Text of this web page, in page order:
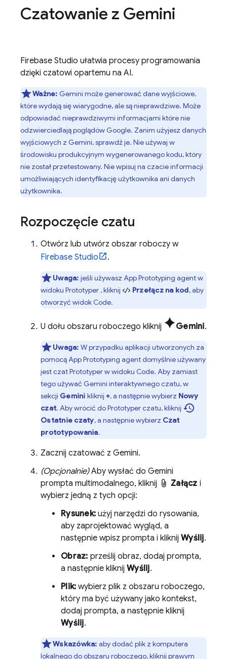
Czatowanie z Gemini
Firebase Studio ułatwia procesy programowania
dzięki czatowi opartemu na AI.
Ważne: Gemini może generować dane wyjściowe,
które wydają się wiarygodne, ale są nieprawdziwe. Może
odpowiadać nieprawdziwymi informacjami które nie
odzwierciedlają poglądów Google. Zanim użyjesz danych
wyjściowych z Gemini, sprawdź je. Nie używaj w
środowisku produkcyjnym wygenerowanego kodu, który
nie został przetestowany. Nie wpisuj na czacie informacji
umożliwiających identyfikację użytkownika ani danych
użytkownika.
Rozpoczęcie czatu
Otwórz lub utwórz obszar roboczy w
Firebase Studio
.
Uwaga: jeśli używasz App Prototyping agentw
widoku Prototyper , kliknij Przełącz na kod, aby
otworzyć widok Code.
U dołu obszaru roboczego kliknij sparkGemini.
Uwaga: W przypadku aplikacji utworzonych za
pomocąApp Prototyping agentdomyślnie używany
jest czatPrototyperw widoku Code. Aby zamiast
tego używać Gemini interaktywnego czatu, w
sekcji Gemini kliknij +, a następnie wybierz Nowy
czat. Aby wrócić doPrototyperczatu, kliknij history
Ostatnie czaty, a następnie wybierz Czat
prototypowania.
Zacznij czatować z Gemini.
(Opcjonalnie)Aby wysłać do Gemini
prompta multimodalnego, kliknij
Załącz i
wybierz jedną z tych opcji:
Rysunek: użyj narzędzi do rysowania,
aby zaprojektować wygląd, a
następnie wpisz prompta i kliknij Wyślij.
Obraz: prześlij obraz, dodaj prompta,
a następnie kliknij Wyślij.
Plik: wybierz plik z obszaru roboczego,
który ma być używany jako kontekst,
dodaj prompta, a następnie kliknij
Wyślij.
Wskazówka: aby dodać plik z komputera
lokalnego do obszaru roboczego, kliknij prawym